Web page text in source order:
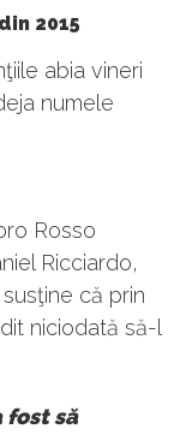
2015
abia vineri
numele
Rosso
Ricciardo,
că prin
niciodată să-l
fost să